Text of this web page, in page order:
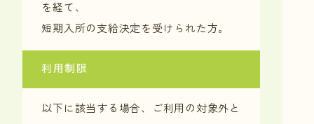
を経て、
短期入所の支給決定を受けられた方。
利用制限
以下に該当する場合、ご利用の対象外と